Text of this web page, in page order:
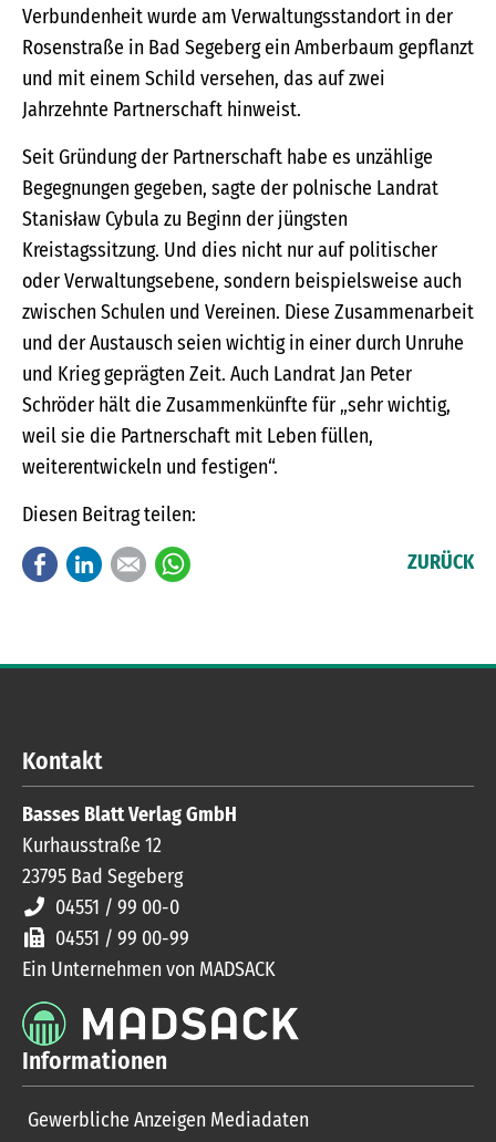
Verbundenheit wurde am Verwaltungsstandort in der
Rosenstraße in Bad Segeberg ein Amberbaum gepflanzt
und mit einem Schild versehen, das auf zwei
Jahrzehnte Partnerschaft hinweist.
Seit Gründung der Partnerschaft habe es unzählige
Begegnungen gegeben, sagte der polnische Landrat
Stanisław Cybula zu Beginn der jüngsten
Kreistagssitzung. Und dies nicht nur auf politischer
oder Verwaltungsebene, sondern beispielsweise auch
zwischen Schulen und Vereinen. Diese Zusammenarbeit
und der Austausch seien wichtig in einer durch Unruhe
und Krieg geprägten Zeit. Auch Landrat Jan Peter
Schröder hält die Zusammenkünfte für „sehr wichtig,
weil sie die Partnerschaft mit Leben füllen,
weiterentwickeln und festigen“.
Diesen Beitrag teilen:
FacebookLinkedInE-mail ZURÜCK
Kontakt
Basses Blatt Verlag GmbH
Kurhausstraße 12
23795 Bad Segeberg
04551 / 99 00-0
04551 / 99 00-99
Ein Unternehmen von MADSACK
Informationen
Gewerbliche Anzeigen Mediadaten